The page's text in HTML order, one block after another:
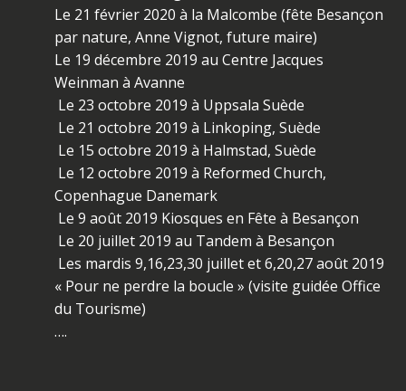
Le 21 février 2020 à la Malcombe (fête Besançon
par nature, Anne Vignot, future maire)
Le 19 décembre 2019 au Centre Jacques
Weinman à Avanne
Le 23 octobre 2019 à Uppsala Suède
Le 21 octobre 2019 à Linkoping, Suède
Le 15 octobre 2019 à Halmstad, Suède
Le 12 octobre 2019 à Reformed Church,
Copenhague Danemark
Le 9 août 2019 Kiosques en Fête à Besançon
Le 20 juillet 2019 au Tandem à Besançon
Les mardis 9,16,23,30 juillet et 6,20,27 août 2019
« Pour ne perdre la boucle » (visite guidée Office
du Tourisme)
….